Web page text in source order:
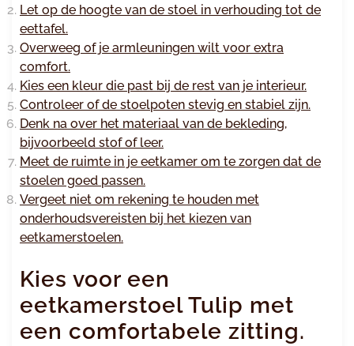
Let op de hoogte van de stoel in verhouding tot de
eettafel.
Overweeg of je armleuningen wilt voor extra
comfort.
Kies een kleur die past bij de rest van je interieur.
Controleer of de stoelpoten stevig en stabiel zijn.
Denk na over het materiaal van de bekleding,
bijvoorbeeld stof of leer.
Meet de ruimte in je eetkamer om te zorgen dat de
stoelen goed passen.
Vergeet niet om rekening te houden met
onderhoudsvereisten bij het kiezen van
eetkamerstoelen.
Kies voor een
eetkamerstoel Tulip met
een comfortabele zitting.